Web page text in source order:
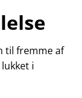
til fremme af
i